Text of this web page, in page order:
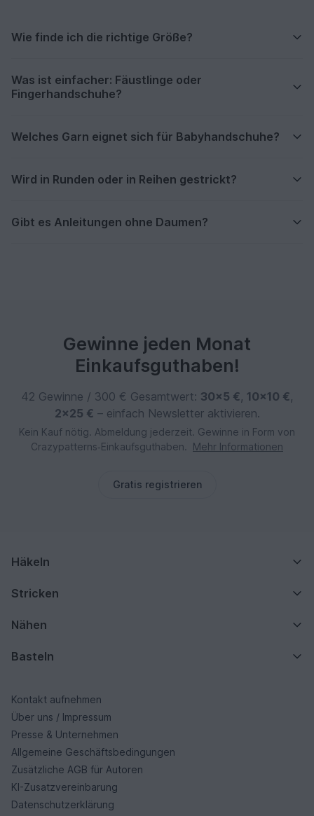
Wie finde ich die richtige Größe?
Was ist einfacher: Fäustlinge oder
Fingerhandschuhe?
Welches Garn eignet sich für Babyhandschuhe?
Wird in Runden oder in Reihen gestrickt?
Gibt es Anleitungen ohne Daumen?
Gewinne jeden Monat
Einkaufsguthaben!
42 Gewinne / 300 € Gesamtwert: 30×5 €, 10×10 €,
2×25 € – einfach Newsletter aktivieren.
Kein Kauf nötig. Abmeldung jederzeit. Gewinne in Form von
Crazypatterns‑Einkaufsguthaben.
Mehr Informationen
Gratis registrieren
Häkeln
Stricken
Nähen
Basteln
Kontakt aufnehmen
Über uns / Impressum
Presse & Unternehmen
Allgemeine Geschäftsbedingungen
Zusätzliche AGB für Autoren
KI-Zusatzvereinbarung
Datenschutzerklärung